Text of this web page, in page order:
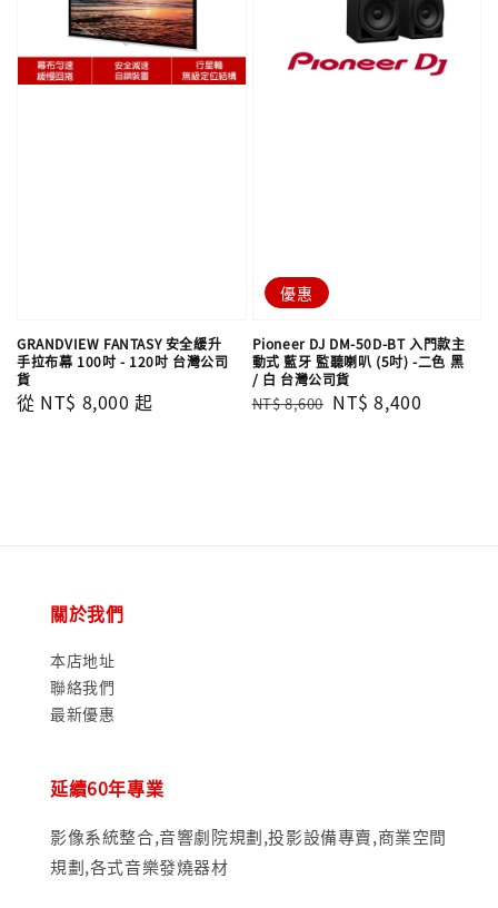
GRANDVIEW FANTASY 安全緩升
手拉布幕 100吋 - 120吋 台灣公司
貨
Regular
從 NT$ 8,000 起
優惠
Pioneer DJ DM-50D-BT 入門款主
動式 藍牙 監聽喇叭 (5吋) -二色 黑
/ 白 台灣公司貨
Regular
NT$ 8,600 Sale
NT$ 8,400
關於我們
本店地址
聯絡我們
最新優惠
延續60年專業
影像系統整合,音響劇院規劃,投影設備專賣,商業空間
規劃,各式音樂發燒器材